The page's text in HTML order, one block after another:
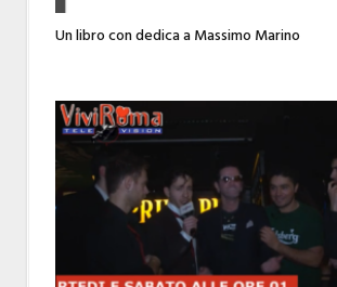
Un libro con dedica a Massimo Marino